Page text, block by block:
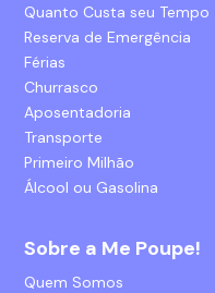
Quanto Custa seu Tempo
Reserva de Emergência
Férias
Churrasco
Aposentadoria
Transporte
Primeiro Milhão
Álcool ou Gasolina
Sobre a Me Poupe!
Quem Somos